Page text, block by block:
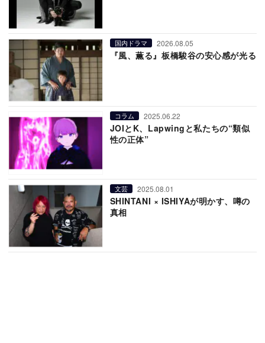
国内ドラマ 2026.08.05
『風、薫る』板橋駿谷の安心感が光る
コラム 2025.06.22
JOIとK、Lapwingと私たちの“類似
性の正体”
文芸 2025.08.01
SHINTANI × ISHIYAが明かす、噂の
真相